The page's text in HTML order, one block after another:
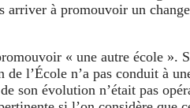
à promouvoir un
« une autre école ».
l’École n’a pas conduit à
son évolution n’était pas